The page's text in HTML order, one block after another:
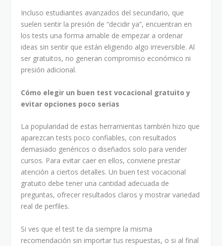
Incluso estudiantes avanzados del secundario, que
suelen sentir la presión de “decidir ya”, encuentran en
los tests una forma amable de empezar a ordenar
ideas sin sentir que están eligiendo algo irreversible. Al
ser gratuitos, no generan compromiso económico ni
presión adicional.
Cómo elegir un buen test vocacional gratuito y
evitar opciones poco serias
La popularidad de estas herramientas también hizo que
aparezcan tests poco confiables, con resultados
demasiado genéricos o diseñados solo para vender
cursos. Para evitar caer en ellos, conviene prestar
atención a ciertos detalles. Un buen test vocacional
gratuito debe tener una cantidad adecuada de
preguntas, ofrecer resultados claros y mostrar variedad
real de perfiles.
Si ves que el test te da siempre la misma
recomendación sin importar tus respuestas, o si al final